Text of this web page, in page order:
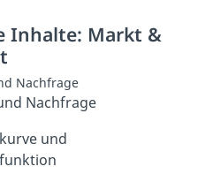
Inhalte: Markt &
Nachfrage
Nachfrage
und